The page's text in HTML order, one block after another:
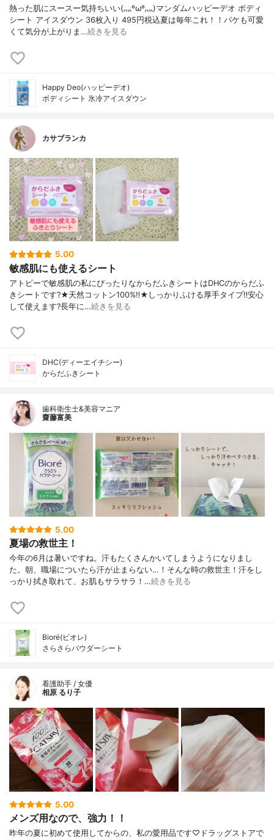
熱った肌にスースー気持ちいい(灬ºωº灬)マンダムハッピーデオ ボディ
シート アイスダウン 36枚入り 495円税込夏は毎年これ！！パケも可愛
くて気分が上がりま…続きを見る
Happy Deo(ハッピーデオ)
ボディシート 氷冷アイスダウン
カサブランカ
5.00
敏感肌にも使えるシート
アトピーで敏感肌の私にぴったりなからだふきシートはDHCのからだふ
きシートです?★天然コットン100%‼️★しっかりふける厚手タイプ‼️安心
して使えます?長年に…続きを見る
DHC(ディーエイチシー)
からだふきシート
歯科衛生士&美容マニア
齋藤富美
5.00
夏場の救世主！
今年の6月は暑いですね。汗もたくさんかいてしまうようになりまし
た。朝、職場についたら汗が止まらない…！そんな時の救世主！汗をし
っかり拭き取れて、お肌もサラサラ！…続きを見る
Bioré(ビオレ)
さらさらパウダーシート
看護助手 / 女優
相原 るり子
5.00
メンズ用なので、強力！！
昨年の夏に初めて使用してからの、私の愛用品です♡ドラッグストアで